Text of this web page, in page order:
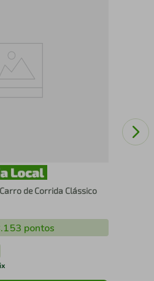
de Corrida Clássico
pontos